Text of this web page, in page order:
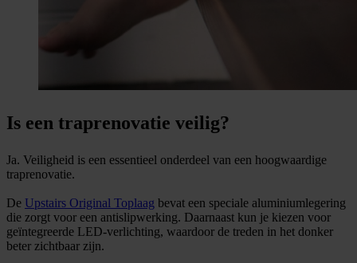
Is een traprenovatie veilig?
Ja. Veiligheid is een essentieel onderdeel van een hoogwaardige
traprenovatie.
De Upstairs Original Toplaag bevat een speciale aluminiumlegering
die zorgt voor een antislipwerking. Daarnaast kun je kiezen voor
geïntegreerde LED-verlichting, waardoor de treden in het donker
beter zichtbaar zijn.